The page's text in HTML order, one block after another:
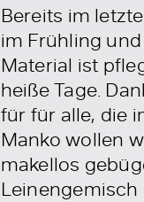
Bereits im
im Frühling
Material ist
heiße Tage.
für für alle, die
Manko wollen
makellos